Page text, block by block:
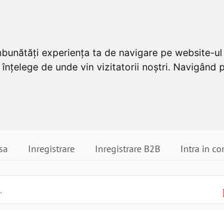
experiența ta de navigare pe website-
de unde vin vizitatorii noștri.
Inregistrare Inregistrare B2B Intra in